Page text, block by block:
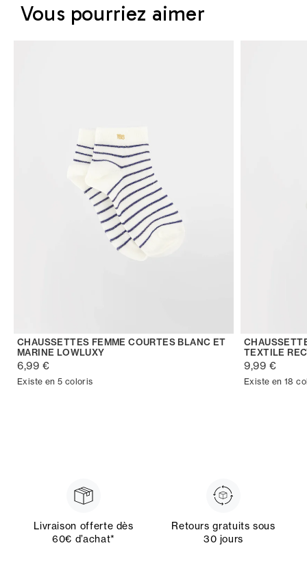
Vous pourriez aimer
CHAUSSETTES FEMME COURTES BLANC ET
MARINE LOWLUXY
6,99 €
Existe en 5 coloris
TEXTILE
9,99 €
Existe en 18
Livraison offerte dès
60€ d’achat*
Retours gratuits sous
30 jours